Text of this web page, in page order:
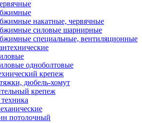
накатные, червячные
силовые шарнирные
специальные, вентиляционные
одноболтовые
крепеж
дюбель-хомут
крепеж
потолочный